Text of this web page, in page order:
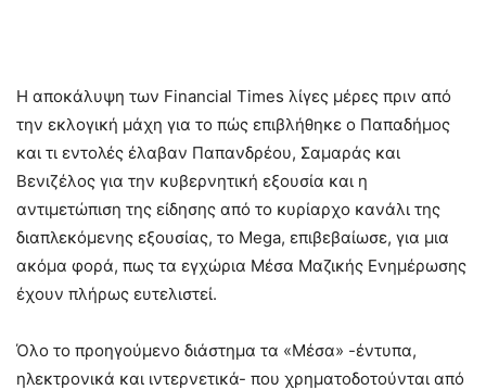
Η αποκάλυψη των Financial Times λίγες μέρες πριν από
την εκλογική μάχη για το πώς επιβλήθηκε ο Παπαδήμος
και τι εντολές έλαβαν Παπανδρέου, Σαμαράς και
Βενιζέλος για την κυβερνητική εξουσία και η
αντιμετώπιση της είδησης από το κυρίαρχο κανάλι της
διαπλεκόμενης εξουσίας, το Mega, επιβεβαίωσε, για μια
ακόμα φορά, πως τα εγχώρια Μέσα Μαζικής Ενημέρωσης
έχουν πλήρως ευτελιστεί.
Όλο το προηγούμενο διάστημα τα «Μέσα» -έντυπα,
ηλεκτρονικά και ιντερνετικά- που χρηματοδοτούνται από